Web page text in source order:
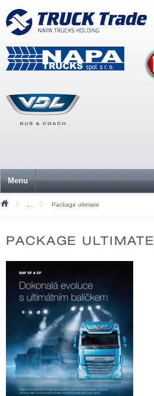
Menu
Mediální soubory
Package ultimate
PACKAGE ULTIMATE